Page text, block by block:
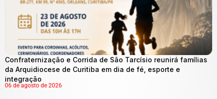
Confraternização e Corrida de São Tarcísio reunirá famílias
da Arquidiocese de Curitiba em dia de fé, esporte e
integração
06 de agosto de 2026